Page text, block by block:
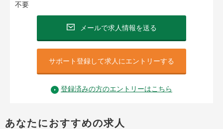
不要
メールで求人情報を送る
サポート登録して求人にエントリーする
登録済みの方のエントリーはこちら
あなたにおすすめの求人